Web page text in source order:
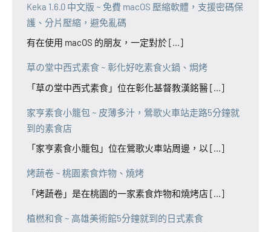
Keka 1.6.0 中文版 ~ 免費 macOS 壓縮軟體，支援密碼保
護、分片壓縮，避免亂碼
有在使用 macOS 的朋友，一定對於 [...]
草の堂中西式素食 ~ 彰化好吃素食火鍋、焗烤
「草の堂中西式素食」位在彰化基督教漢銘醫 [...]
家亨素食小籠包 ~ 皮薄多汁，鶯歌火車站走路5分鐘就
到的素食店
「家亨素食小籠包」位在鶯歌火車站周邊，以 [...]
烤蔬卷 ~ 桃園素食炸物、燒烤
「烤蔬卷」是在桃園的一家素食炸物和燒烤店 [...]
植橪和食 ~ 高雄美術館5分鐘就到的日式素食